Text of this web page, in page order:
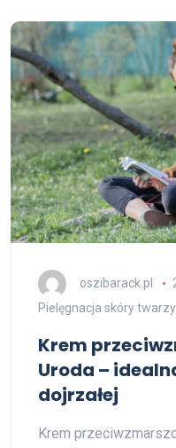
oszibarack.pl
Pielęgnacja skóry twarzy
Krem
Uroda –
dojrzałej
Krem